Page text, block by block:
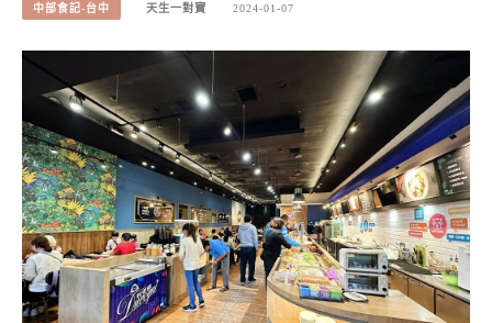
中部食記-台中 天生一對寶 2024-01-07